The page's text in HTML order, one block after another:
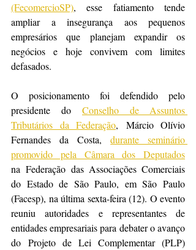
(FecomercioSP), esse fatiamento tende
ampliar a insegurança aos pequenos
empresários que planejam expandir os
negócios e hoje convivem com limites
defasados.
O posicionamento foi defendido pelo
presidente do Conselho de Assuntos
Tributários da Federação, Márcio Olívio
Fernandes da Costa, durante seminário
promovido pela Câmara dos Deputados
na Federação das Associações Comerciais
do Estado de São Paulo, em São Paulo
(Facesp), na última sexta-feira (12). O evento
reuniu autoridades e representantes de
entidades empresariais para debater o avanço
do Projeto de Lei Complementar (PLP)